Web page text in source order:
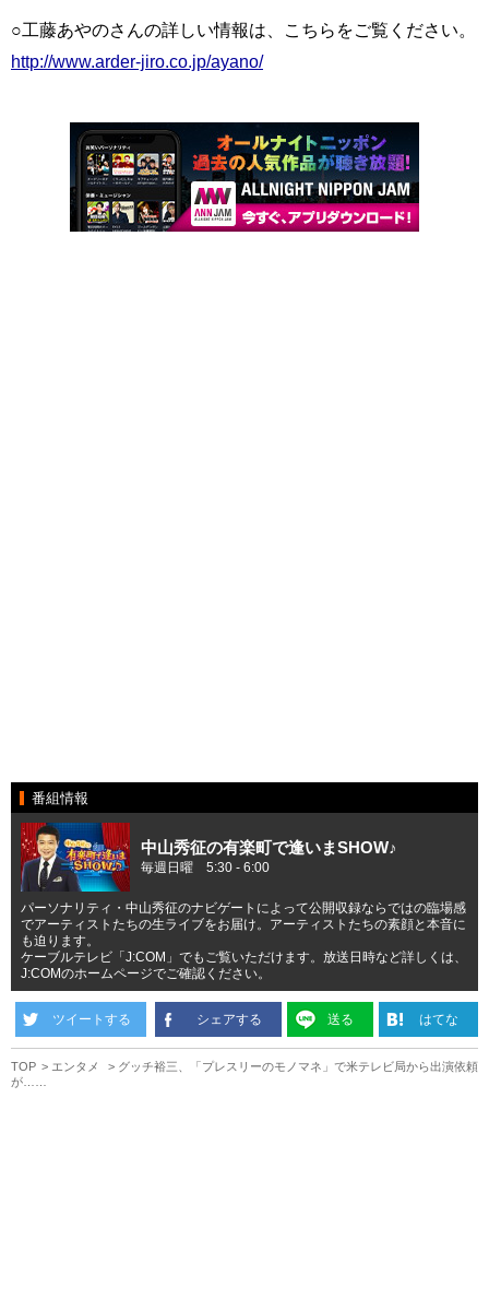
○工藤あやのさんの詳しい情報は、こちらをご覧ください。
http://www.arder-jiro.co.jp/ayano/
番組情報
中山秀征の有楽町で逢いまSHOW♪
毎週日曜 5:30 - 6:00
パーソナリティ・中山秀征のナビゲートによって公開収録ならではの臨場感
でアーティストたちの生ライブをお届け。アーティストたちの素顔と本音に
も迫ります。
ケーブルテレビ「J:COM」でもご覧いただけます。放送日時など詳しくは、
J:COMのホームページでご確認ください。
ツイートする シェアする 送る はてな
TOP エンタメ
グッチ裕三、「プレスリーのモノマネ」で米テレビ局から出演依頼
が……